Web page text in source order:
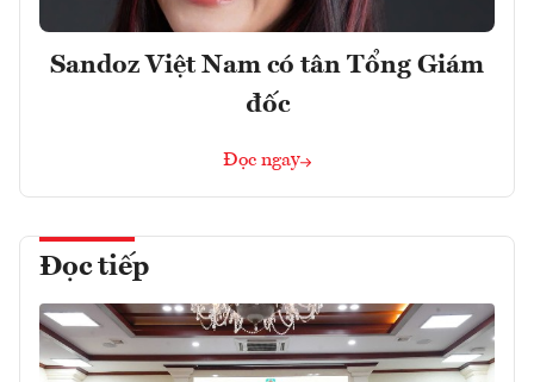
Sandoz Việt Nam có tân Tổng Giám
đốc
Đọc ngay
Đọc tiếp